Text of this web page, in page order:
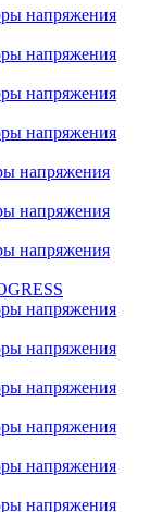
напряжения
напряжения
напряжения
напряжения
напряжения
напряжения
напряжения
напряжения
напряжения
напряжения
напряжения
напряжения
напряжения